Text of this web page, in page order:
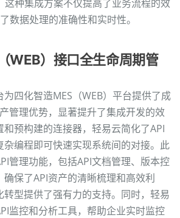
这种集成方案不仅提高了业务流程的效
数据处理的准确性和实时性。
WEB）接口全生命周期管
四化智造MES（WEB）平台提供了成
管理优势，显著提升了集成开发的效
预构建的连接器，轻易云简化了API
杂编程即可快速实现系统间的对接。此
管理功能，包括API文档管理、版本控
保了API资产的清晰梳理和高效利
转型提供了强有力的支持。同时，轻易
监控和分析工具，帮助企业实时监控